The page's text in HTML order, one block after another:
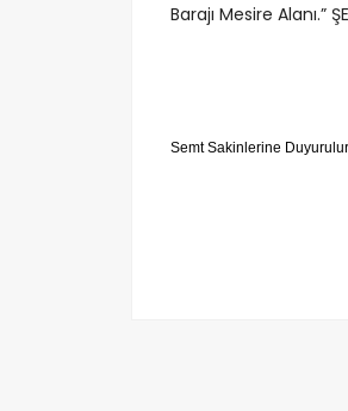
Barajı Mesire Alanı.”
Semt Sakinlerine